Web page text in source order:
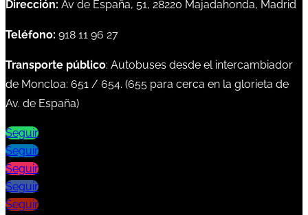
Dirección: Av de España, 51, 28220 Majadahonda, Madrid
Teléfono: 918 11 96 27
Transporte público: Autobuses desde el intercambiador
de Moncloa: 651 / 654. (655 para cerca en la glorieta de
Av. de España)
Seguir
Seguir
Seguir
Seguir
Seguir